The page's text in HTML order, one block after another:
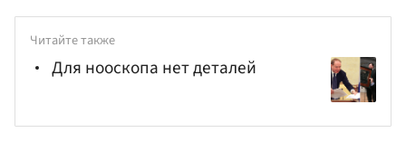
Читайте также
Для нооскопа нет деталей